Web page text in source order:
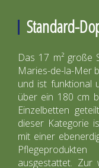
Standard-
Das 17 m² große
Maries-de-la-Mer
und ist funktional
über ein 180 cm
Einzelbetten
dieser Kategorie
mit einer
ausgestattet. Zur